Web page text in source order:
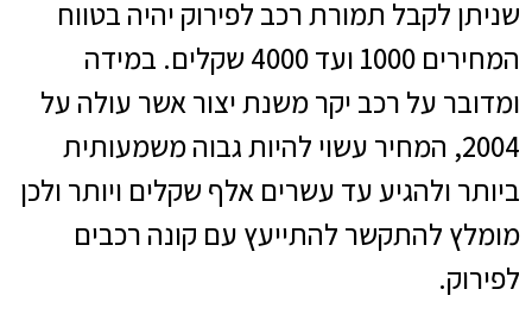
שניתן לקבל תמורת רכב לפירוק יהיה בטווח
המחירים 1000 ועד 4000 שקלים. במידה
ומדובר על רכב יקר משנת יצור אשר עולה על
2004, המחיר עשוי להיות גבוה משמעותית
ביותר ולהגיע עד עשרים אלף שקלים ויותר ולכן
מומלץ להתקשר להתייעץ עם קונה רכבים
לפירוק.